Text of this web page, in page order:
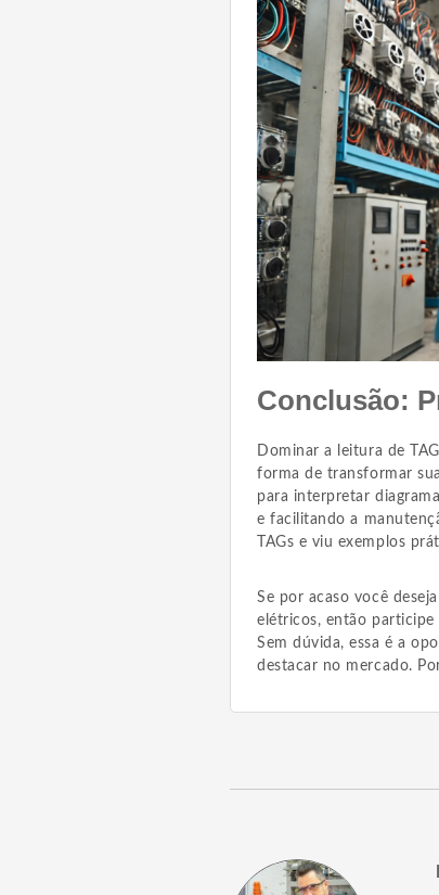
Conclusão:
Dominar a leitura de
forma de transformar
para interpretar
e facilitando a
TAGs e viu exemplos
Se por acaso você
elétricos, então participe
Sem dúvida, essa é a
destacar no mercado.